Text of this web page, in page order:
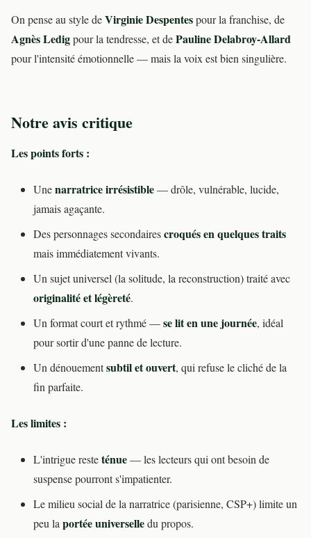
On pense au style deVirginie Despentespour la franchise, de
Agnès Ledigpour la tendresse, et dePauline Delabroy-Allard
pour l'intensité émotionnelle — mais la voix est bien singulière.
Notre avis critique
Les points forts :
Unenarratrice irrésistible— drôle, vulnérable, lucide,
jamais agaçante.
Des personnages secondairescroqués en quelques traits
mais immédiatement vivants.
Un sujet universel (la solitude, la reconstruction) traité avec
originalité et légèreté.
Un format court et rythmé —se lit en une journée, idéal
pour sortir d'une panne de lecture.
Un dénouementsubtil et ouvert, qui refuse le cliché de la
fin parfaite.
Les limites :
L'intrigue resteténue— les lecteurs qui ont besoin de
suspense pourront s'impatienter.
Le milieu social de la narratrice (parisienne, CSP+) limite un
peu laportée universelledu propos.